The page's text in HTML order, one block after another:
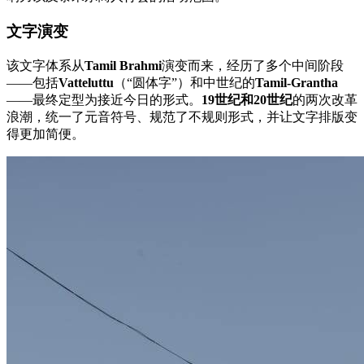
文字演变
该文字体系从Tamil Brahmi演变而来，经历了多个中间阶段
——包括Vatteluttu （“圆体字”）和中世纪的Tamil-Grantha
——最终定型为接近今日的形式。 19世纪和20世纪的两次改革
浪潮，统一了元音符号、规范了不规则形式，并让文字排版变
得更加简便。